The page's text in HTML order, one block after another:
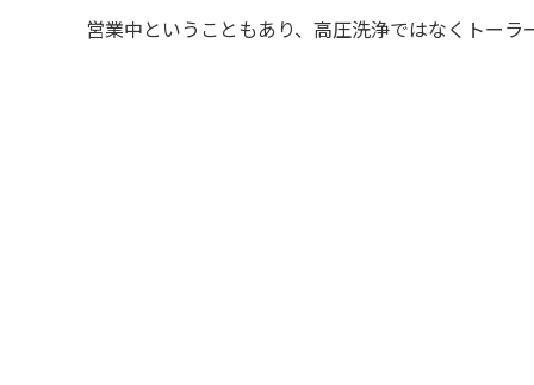
営業中ということもあり、高圧洗浄ではなくトーラ